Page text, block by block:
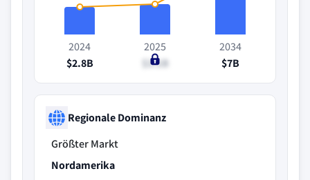
2024
$2.8B
2025
$3.1B
2034
$7B
Regionale Dominanz
Größter Markt
Nordamerika